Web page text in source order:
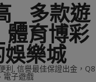
_多款遊
育博彩
娛樂城
利, 信譽最佳保證出金，Q8
電子遊戲